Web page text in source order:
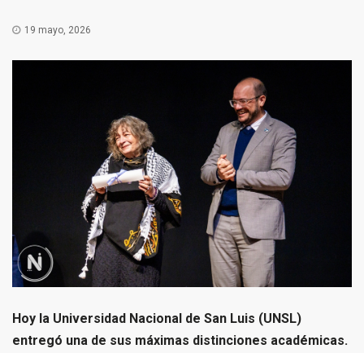
19 mayo, 2026
Hoy la Universidad Nacional de San Luis (UNSL)
entregó una de sus máximas distinciones académicas.